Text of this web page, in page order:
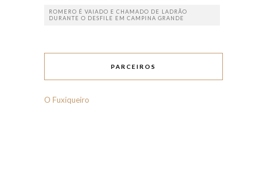
ROMERO É VAIADO E CHAMADO DE LADRÃO
DURANTE O DESFILE EM CAMPINA GRANDE
PARCEIROS
O Fuxiqueiro